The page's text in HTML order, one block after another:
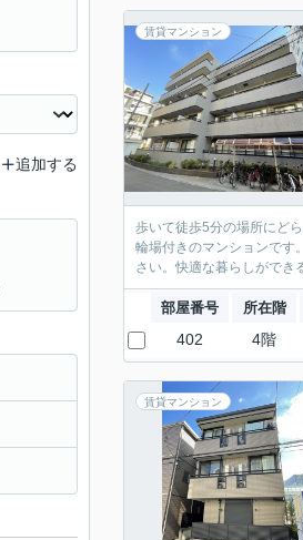
賃貸マンション
歩いて徒歩5分の場所にど
輪場付きのマンションです
さい。快適な暮らしができ
部屋番号 所在階
402 4階
賃貸マンション
追加する